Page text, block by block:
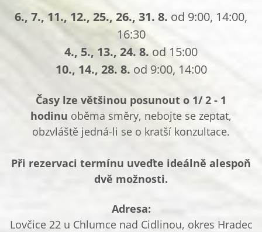
6., 7., 11., 12., 25., 26., 31. 8. od 9:00, 14:00,
16:30
4., 5., 13., 24. 8. od 15:00
10., 14., 28. 8. od 9:00, 14:00
Časy lze většinou posunout o 1/ 2 - 1
hodinu oběma směry, nebojte se zeptat,
obzvláště jedná-li se o kratší konzultace.
Při rezervaci termínu uveďte ideálně alespoň
dvě možnosti.
Adresa:
Lovčice 22 u Chlumce nad Cidlinou, okres Hradec